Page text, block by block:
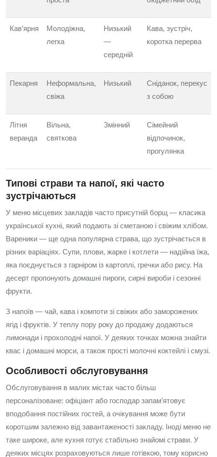
Кав’ярня
Молодіжна,
легка
Низький
—
середній
Кава, зустріч,
коротка перерва
Пекарня
Неформальна,
свіжа
Низький
Сніданок, перекус
з собою
Літня
веранда
Вільна,
святкова
Змінний
Сімейний
відпочинок,
прогулянка
Типові страви та напої, які часто
зустрічаються
У меню місцевих закладів часто присутній борщ — класика
української кухні, який подають зі сметаною і свіжим хлібом.
Вареники — ще одна популярна страва, що зустрічається в
різних варіаціях. Супи, плови, жарке і котлети — надійна їжа,
яка поєднується з гарніром із картоплі, гречки або рису. На
десерт пропонують домашні пироги, сирні вироби і сезонні
фрукти.
З напоїв — чай, кава і компоти зі свіжих або заморожених
ягід і фруктів. У теплу пору року до продажу додаються
лимонади і прохолодні напої. У деяких точках можна знайти
квас і домашні морси, а також прості молочні коктейлі і смузі.
Особливості обслуговування
Обслуговування в малих містах часто більш
персоналізоване: офіціант або господар запам’ятовує
вподобання постійних гостей, а очікування може бути
коротшим залежно від завантаженості закладу. Іноді меню не
таке широке, але кухня готує стабільно знайомі страви. У
деяких місцях розраховуються лише готівкою, тому корисно